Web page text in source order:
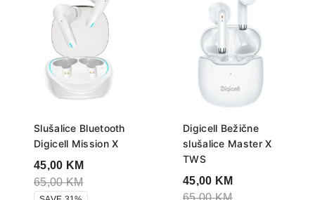
Slušalice Bluetooth
Digicell Mission X
45,00 KM
65,00KM
Digicell Bežične
slušalice Master X
TWS
45,00 KM